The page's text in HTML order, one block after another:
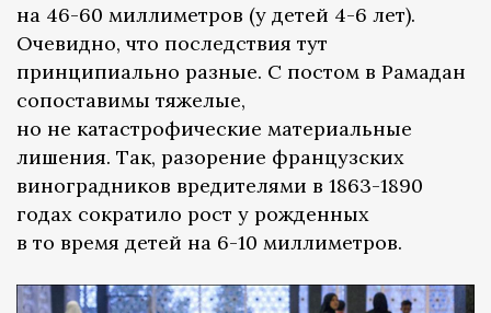
на 46-60 миллиметров (у детей 4-6 лет).
Очевидно, что последствия тут
принципиально разные. С постом в Рамадан
сопоставимы тяжелые,
но не катастрофические материальные
лишения. Так, разорение французских
виноградников вредителями в 1863-1890
годах сократило рост у рожденных
в то время детей на 6-10 миллиметров.